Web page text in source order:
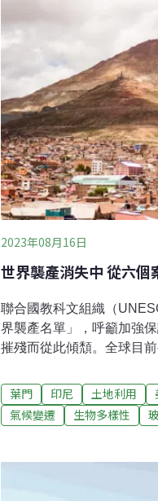
2023年08月16日
世界襲產消失中 從六
聯合國教科文組織（
界襲產名單」，呼籲加強
摧殘而從此傾頹。全球目
托西古城1545年，西班牙
很快成為16世紀下半葉全
找機會，使得波托西成為
遺跡。470多年過去，波
葉門 印尼 土地利用
氣候變遷
生物多樣性